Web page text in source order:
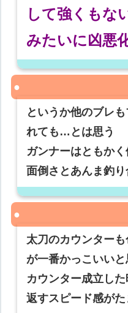
して強くもな
みたいに凶悪
というか他のブレ
れても…とは思う
ガンナーはともか
面倒さとあんま釣
太刀のカウンター
が一番かっこいいと
カウンター成立し
返すスピード感が